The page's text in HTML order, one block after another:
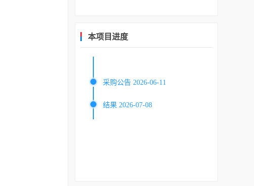
本项目进度
采购公告 2026-06-11
结果 2026-07-08